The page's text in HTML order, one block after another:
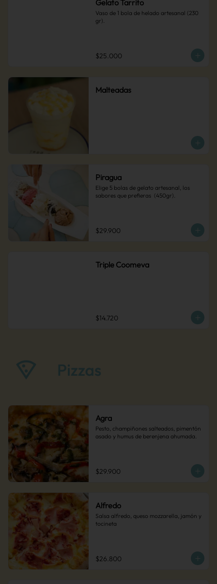
Gelato Tarrito
Vaso de 1 bola de helado artesanal (230
gr).
$25.000
Malteadas
Piragua
Elige 5 bolas de gelato artesanal, los
sabores que prefieras  (450gr).
$29.900
Triple Coomeva
$14.720
Agra
Pesto, champiñones salteados, pimentón
asado y humus de berenjena ahumada.
$29.900
Alfredo
Salsa alfredo, queso mozzarella, jamón y
tocineta
$26.800